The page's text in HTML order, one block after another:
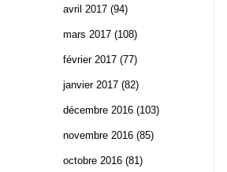
avril 2017 (94)
mars 2017 (108)
février 2017 (77)
janvier 2017 (82)
décembre 2016 (103)
novembre 2016 (85)
octobre 2016 (81)